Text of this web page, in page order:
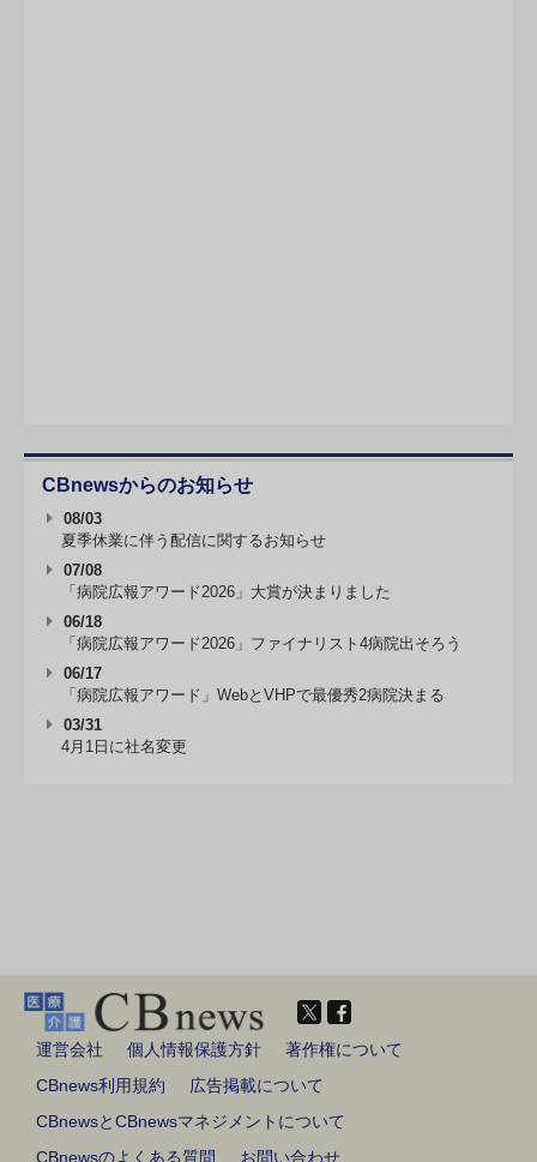
CBnewsからのお知らせ
08/03
夏季休業に伴う配信に関するお知らせ
07/08
「病院広報アワード2026」大賞が決まりました
06/18
「病院広報アワード2026」ファイナリスト4病院出そろう
06/17
「病院広報アワード」WebとVHPで最優秀2病院決まる
03/31
4月1日に社名変更
運営会社 個人情報保護方針
著作権について
CBnews利用規約
広告掲載について
CBnewsとCBnewsマネジメントについて
CBnewsのよくある質問
お問い合わせ